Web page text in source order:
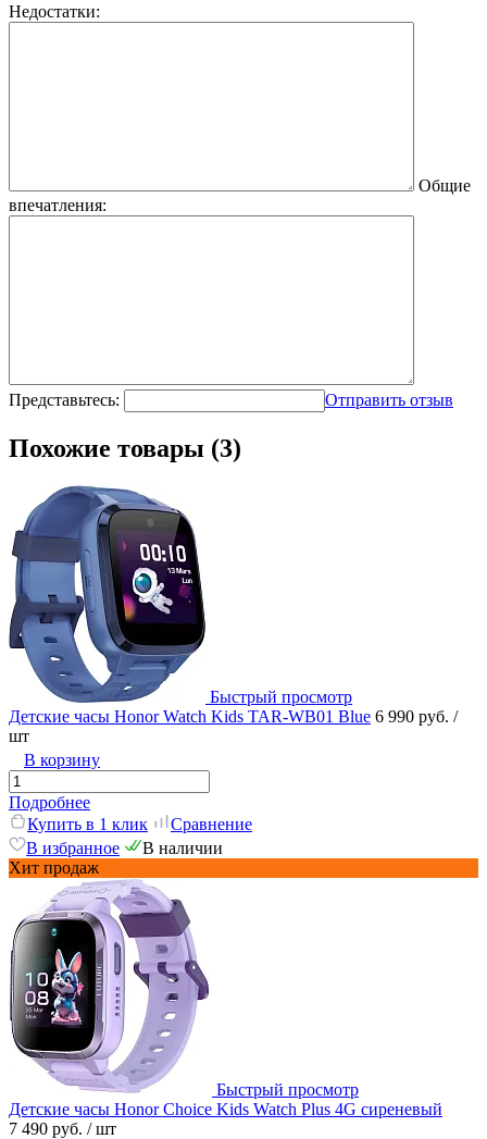
Недостатки:
Общие
впечатления:
Представьтесь: Отправить отзыв
Похожие товары (3)
Быстрый просмотр
Детские часы Honor Watch Kids TAR-WB01 Blue 6 990 руб. /
шт
В корзину
Подробнее
Купить в 1 клик
Сравнение
В избранное
В наличии
Хит продаж
Быстрый просмотр
Детские часы Honor Choice Kids Watch Plus 4G сиреневый
7 490 руб. / шт